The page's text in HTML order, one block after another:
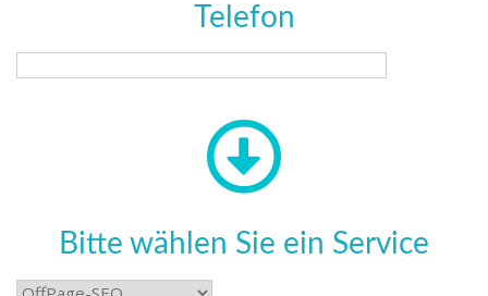
Telefon
Bitte wählen Sie ein Service